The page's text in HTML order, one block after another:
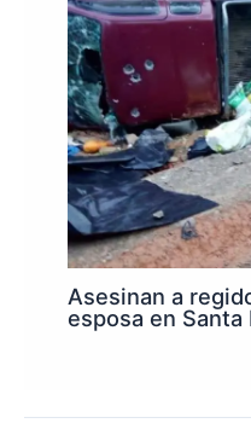
Asesinan a
esposa en Santa